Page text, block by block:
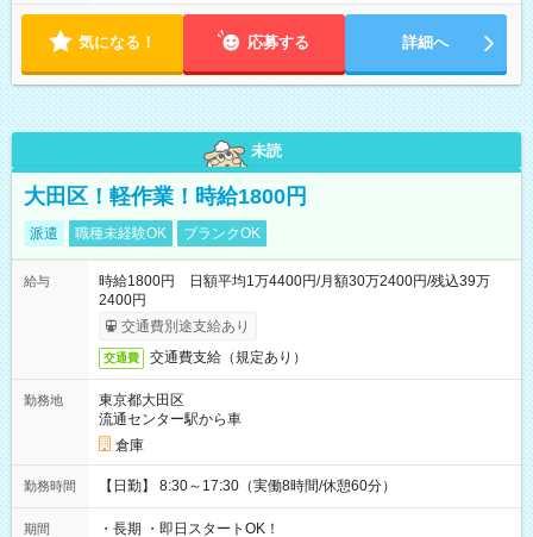
7~8時間 シフト例 ・10時00分～18時00分 ・10時00分～19時00
気になる！ 応募する 詳細へ
未読
大田区！軽作業！時給1800円
派遣 職種未経験OK ブランクOK
給与
時給1800円 日額平均1万4400円/月額30万2400円/残込39万
2400円
交通費別途支給あり
交通費 交通費支給（規定あり）
勤務地
東京都大田区
流通センター駅から車
倉庫
勤務時間 【日勤】 8:30～17:30（実働8時間/休憩60分）
期間 ・長期 ・即日スタートOK！